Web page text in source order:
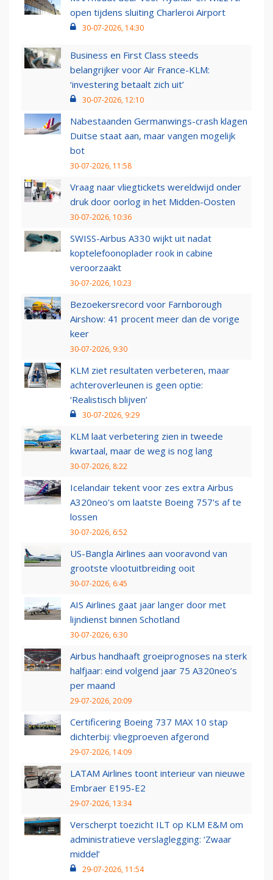
open tijdens sluiting Charleroi Airport
30-07-2026, 14:30
Business en First Class steeds
belangrijker voor Air France-KLM:
‘investering betaalt zich uit’
30-07-2026, 12:10
Nabestaanden Germanwings-crash klagen
Duitse staat aan, maar vangen mogelijk
bot
30-07-2026, 11:58
Vraag naar vliegtickets wereldwijd onder
druk door oorlog in het Midden-Oosten
30-07-2026, 10:36
SWISS-Airbus A330 wijkt uit nadat
koptelefoonoplader rook in cabine
veroorzaakt
30-07-2026, 10:23
Bezoekersrecord voor Farnborough
Airshow: 41 procent meer dan de vorige
keer
30-07-2026, 9:30
KLM ziet resultaten verbeteren, maar
achteroverleunen is geen optie:
‘Realistisch blijven’
30-07-2026, 9:29
KLM laat verbetering zien in tweede
kwartaal, maar de weg is nog lang
30-07-2026, 8:22
Icelandair tekent voor zes extra Airbus
A320neo's om laatste Boeing 757's af te
lossen
30-07-2026, 6:52
US-Bangla Airlines aan vooravond van
grootste vlootuitbreiding ooit
30-07-2026, 6:45
AIS Airlines gaat jaar langer door met
lijndienst binnen Schotland
30-07-2026, 6:30
Airbus handhaaft groeiprognoses na sterk
halfjaar: eind volgend jaar 75 A320neo’s
per maand
29-07-2026, 20:09
Certificering Boeing 737 MAX 10 stap
dichterbij: vliegproeven afgerond
29-07-2026, 14:09
LATAM Airlines toont interieur van nieuwe
Embraer E195-E2
29-07-2026, 13:34
Verscherpt toezicht ILT op KLM E&M om
administratieve verslaglegging: ‘Zwaar
middel’
29-07-2026, 11:54